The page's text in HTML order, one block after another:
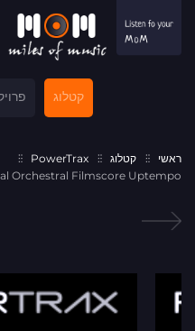
קטלוג
ראשי קטלוג
PowerTrax
Orchestral Filmscore Uptempo